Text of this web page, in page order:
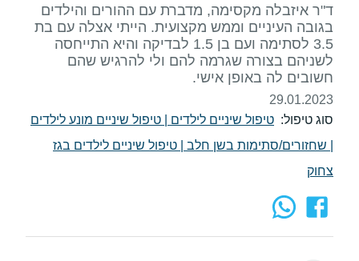
ד"ר איזבלה מקסימה, מדברת עם ההורים והילדים
בגובה העיניים וממש מקצועית. הייתי אצלה עם בת
3.5 לסתימה ועם בן 1.5 לבדיקה והיא התייחסה
לשניהם בצורה שגרמה להם ולי להרגיש שהם
חשובים לה באופן אישי.
29.01.2023
סוג טיפול: טיפול שיניים לילדים
טיפול שיניים מונע לילדים
שחזורים/סתימות בשן חלב
טיפול שיניים לילדים בגז
צחוק